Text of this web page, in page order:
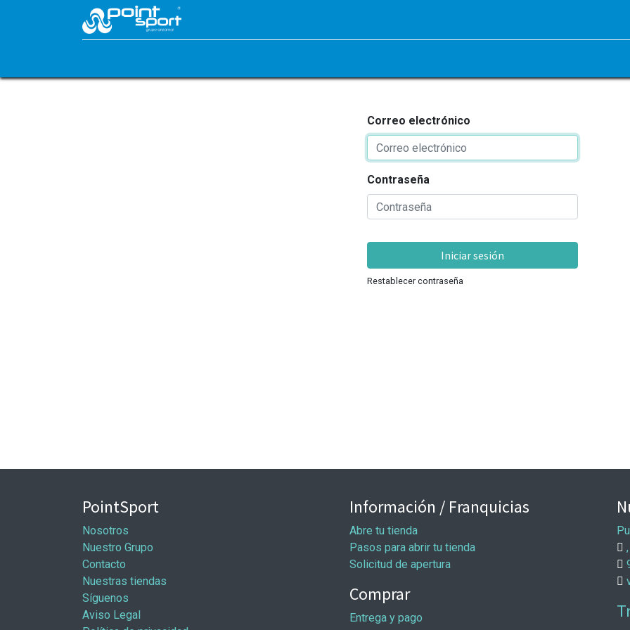
Correo electrónico
Contraseña
Iniciar sesión
Restablecer contraseña
PointSport
Nosotros
Nuestro Grupo
Contacto
Nuestras tiendas
Síguenos
Aviso Legal
Información / Franquicias
Abre tu tienda
Pasos para abrir tu tienda
Solicitud de apertura
Comprar
Entrega y pago